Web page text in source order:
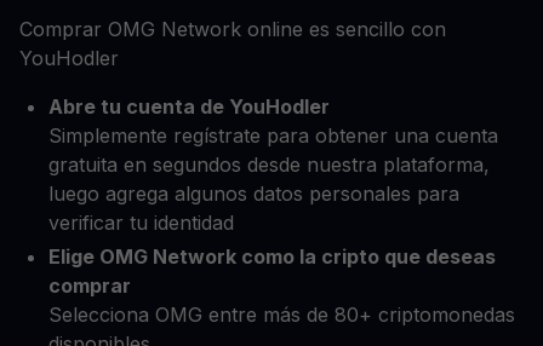
Comprar OMG Network online es sencillo con
YouHodler
Abre tu cuenta de YouHodler
Simplemente regístrate para obtener una cuenta
gratuita en segundos desde nuestra plataforma,
luego agrega algunos datos personales para
verificar tu identidad
Elige OMG Network como la cripto que deseas
comprar
Selecciona OMG entre más de 80+ criptomonedas